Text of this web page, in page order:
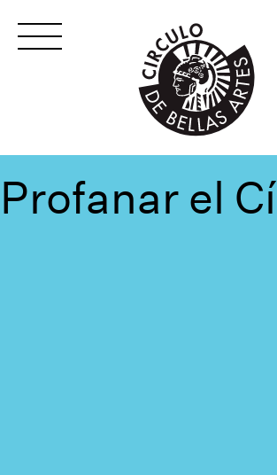
Profanar el